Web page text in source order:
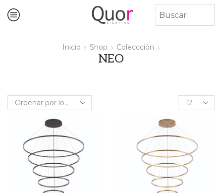
Inicio Shop Coleccción
NEO
Products
per